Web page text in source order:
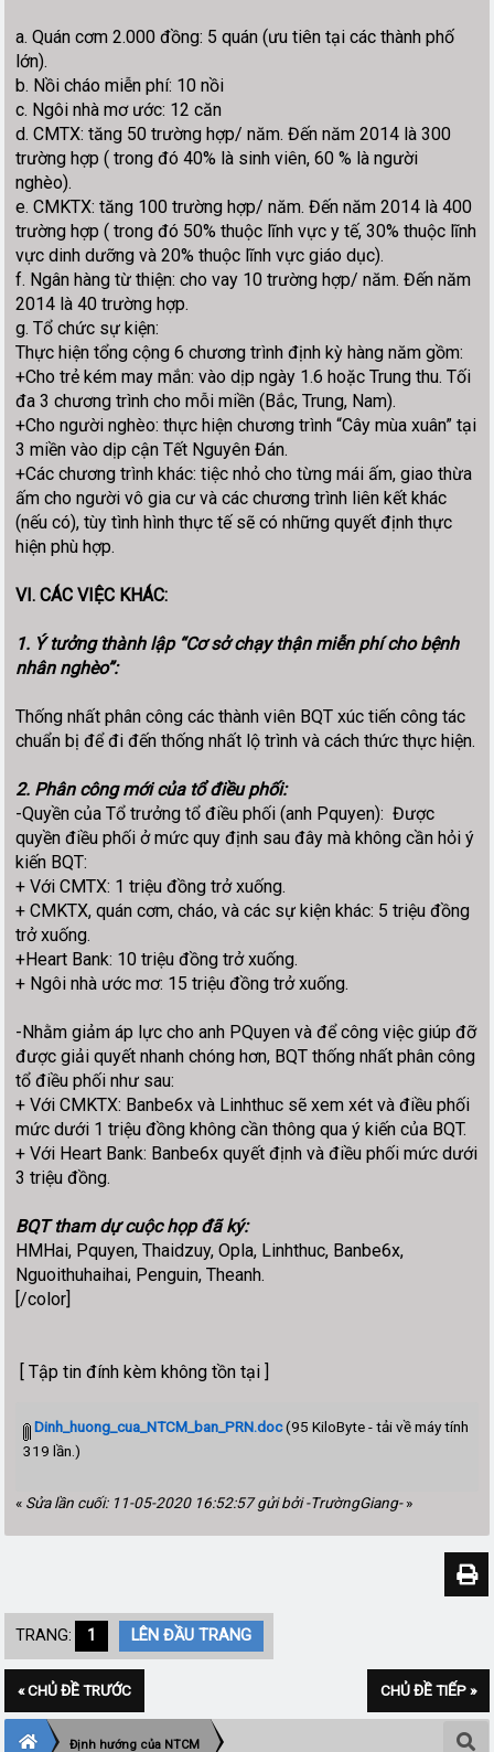
a. Quán cơm 2.000 đồng: 5 quán (ưu tiên tại các thành phố
lớn).
b. Nồi cháo miễn phí: 10 nồi
c. Ngôi nhà mơ ước: 12 căn
d. CMTX: tăng 50 trường hợp/ năm. Đến năm 2014 là 300
trường hợp ( trong đó 40% là sinh viên, 60 % là người
nghèo).
e. CMKTX: tăng 100 trường hợp/ năm. Đến năm 2014 là 400
trường hợp ( trong đó 50% thuộc lĩnh vực y tế, 30% thuộc lĩnh
vực dinh dưỡng và 20% thuộc lĩnh vực giáo dục).
f. Ngân hàng từ thiện: cho vay 10 trường hợp/ năm. Đến năm
2014 là 40 trường hợp.
g. Tổ chức sự kiện:
Thực hiện tổng cộng 6 chương trình định kỳ hàng năm gồm:
+Cho trẻ kém may mắn: vào dịp ngày 1.6 hoặc Trung thu. Tối
đa 3 chương trình cho mỗi miền (Bắc, Trung, Nam).
+Cho người nghèo: thực hiện chương trình “Cây mùa xuân” tại
3 miền vào dịp cận Tết Nguyên Đán.
+Các chương trình khác: tiệc nhỏ cho từng mái ấm, giao thừa
ấm cho người vô gia cư và các chương trình liên kết khác
(nếu có), tùy tình hình thực tế sẽ có những quyết định thực
hiện phù hợp.
VI. CÁC VIỆC KHÁC:
1. Ý tưởng thành lập “Cơ sở chạy thận miễn phí cho bệnh
nhân nghèo”:
Thống nhất phân công các thành viên BQT xúc tiến công tác
chuẩn bị để đi đến thống nhất lộ trình và cách thức thực hiện.
2. Phân công mới của tổ điều phối:
-Quyền của Tổ trưởng tổ điều phối (anh Pquyen): Được
quyền điều phối ở mức quy định sau đây mà không cần hỏi ý
kiến BQT:
+ Với CMTX: 1 triệu đồng trở xuống.
+ CMKTX, quán cơm, cháo, và các sự kiện khác: 5 triệu đồng
trở xuống.
+Heart Bank: 10 triệu đồng trở xuống.
+ Ngôi nhà ước mơ: 15 triệu đồng trở xuống.
-Nhằm giảm áp lực cho anh PQuyen và để công việc giúp đỡ
được giải quyết nhanh chóng hơn, BQT thống nhất phân công
tổ điều phối như sau:
+ Với CMKTX: Banbe6x và Linhthuc sẽ xem xét và điều phối
mức dưới 1 triệu đồng không cần thông qua ý kiến của BQT.
+ Với Heart Bank: Banbe6x quyết định và điều phối mức dưới
3 triệu đồng.
BQT tham dự cuộc họp đã ký:
HMHai, Pquyen, Thaidzuy, Opla, Linhthuc, Banbe6x,
Nguoithuhaihai, Penguin, Theanh.
[/color]
[ Tập tin đính kèm không tồn tại ]
Dinh_huong_cua_NTCM_ban_PRN.doc(95 KiloByte - tải về máy tính
319 lần.)
« Sửa lần cuối: 11-05-2020 16:52:57 gửi bởi -TrườngGiang-»
TRANG: 1 LÊN ĐẦU TRANG
« CHỦ ĐỀ TRƯỚC CHỦ ĐỀ TIẾP »
Định hướng của NTCM